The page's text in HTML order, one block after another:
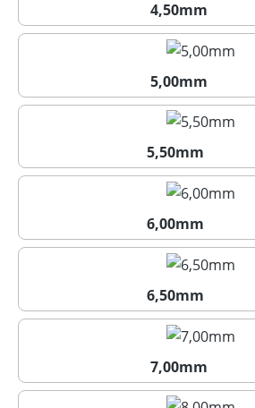
4,50mm
4,50mm
5,00mm
5,00mm
5,50mm
5,50mm
6,00mm
6,00mm
6,50mm
6,50mm
7,00mm
7,00mm